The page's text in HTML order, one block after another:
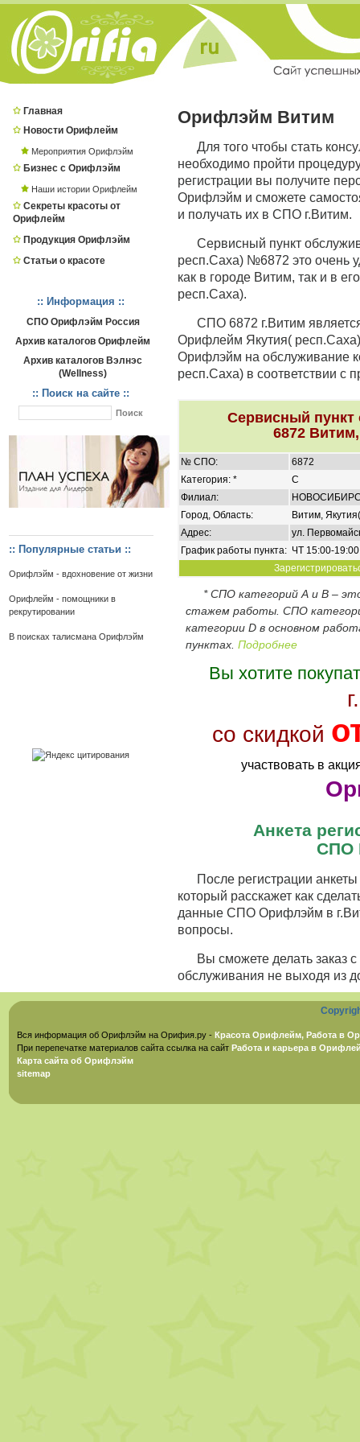
Главная
Новости Орифлейм
Мероприятия Орифлэйм
Бизнес с Орифлэйм
Наши истории Орифлейм
Секреты красоты от
Орифлейм
Продукция Орифлэйм
Статьи о красоте
:: Информация ::
СПО Орифлэйм Россия
Архив каталогов Орифлейм
Архив каталогов Вэлнэс
(Wellness)
:: Поиск на сайте ::
:: Популярные статьи ::
Орифлэйм - вдохновение от жизни
Орифлейм - помощники в
рекрутировании
В поисках талисмана Орифлэйм
Орифлэйм Витим
Для того чтобы стать
необходимо пройти
регистрации вы получите
Орифлэйм и сможете
и получать их в СПО г.Витим.
Сервисный пункт
респ.Саха) №6872 это очень
как в городе Витим, так и в
респ.Саха).
СПО 6872 г.Витим
Орифлейм Якутия(
Орифлэйм на обслуживание
респ.Саха) в соответствии с
Сервисный
6872
№ СПО:
6872
Категория: *
C
Филиал:
Город, Область:
Витим,
Адрес:
ул.
График работы пункта: ЧТ 15:00-
* СПО категорий А и В –
стажем работы. СПО
категории D в основном
пунктах. Подробнее
Вы хотите
со скидкой
участвовать в
Анкета
СПО
После регистрации
который расскажет как
данные СПО Орифлэйм в
вопросы.
Вы сможете делать заказ
обслуживания не выходя из
Вся информация об Орифлэйм на Орифия.ру - Красота Орифлейм, Работа в
При перепечатке материалов сайта ссылка на сайт Работа и карьера в
Карта сайта об Орифлэйм
sitemap